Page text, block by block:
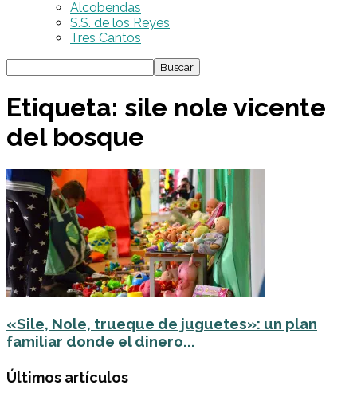
Alcobendas
S.S. de los Reyes
Tres Cantos
Etiqueta: sile nole vicente
del bosque
«Sile, Nole, trueque de juguetes»: un plan
familiar donde el dinero...
Últimos artículos